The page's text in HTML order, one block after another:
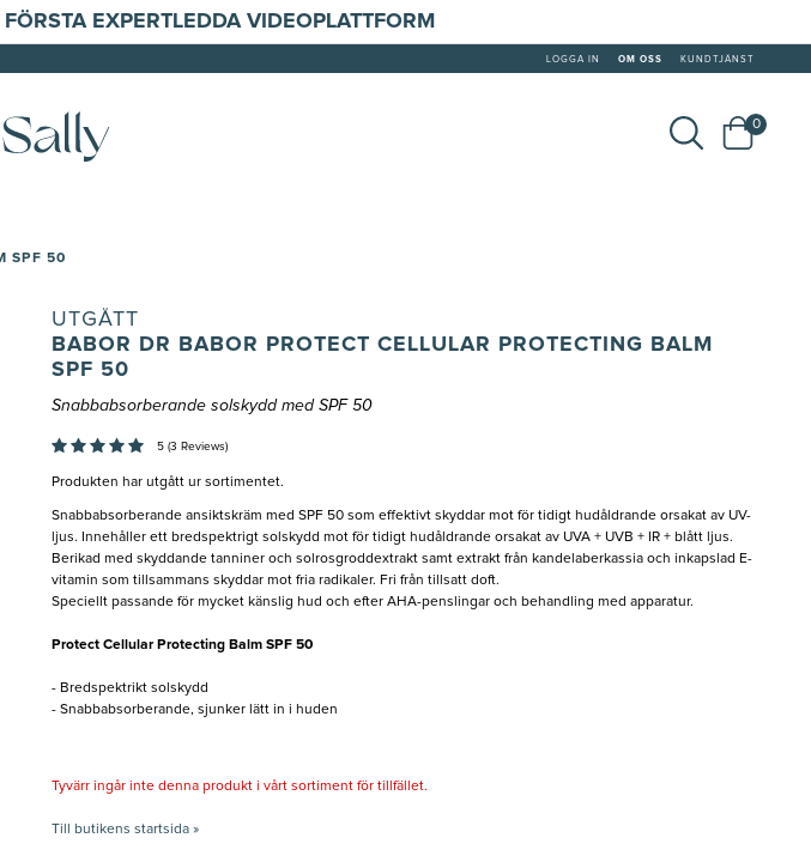
EXPERTLEDDA VIDEOPLATTFORM
LOGGA IN OM OSS KUNDTJÄNST
0
SPF 50
UTGÅTT
BABOR DR BABOR PROTECT CELLULAR PROTECTING BALM
SPF 50
Snabbabsorberande solskydd med SPF 50
5 (3 Reviews)
Produkten har utgått ur sortimentet.
Snabbabsorberande ansiktskräm med SPF 50 som effektivt skyddar mot för tidigt hudåldrande orsakat av UV-
ljus. Innehåller ett bredspektrigt solskydd mot för tidigt hudåldrande orsakat av UVA + UVB + IR + blått ljus.
Berikad med skyddande tanniner och solrosgroddextrakt samt extrakt från kandelaberkassia och inkapslad E-
vitamin som tillsammans skyddar mot fria radikaler. Fri från tillsatt doft.
Speciellt passande för mycket känslig hud och efter AHA-penslingar och behandling med apparatur.
Protect Cellular Protecting Balm SPF 50
- Bredspektrikt solskydd
- Snabbabsorberande, sjunker lätt in i huden
Tyvärr ingår inte denna produkt i vårt sortiment för tillfället.
Till butikens startsida »